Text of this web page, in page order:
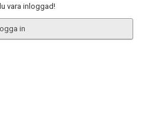
vara inloggad!
in